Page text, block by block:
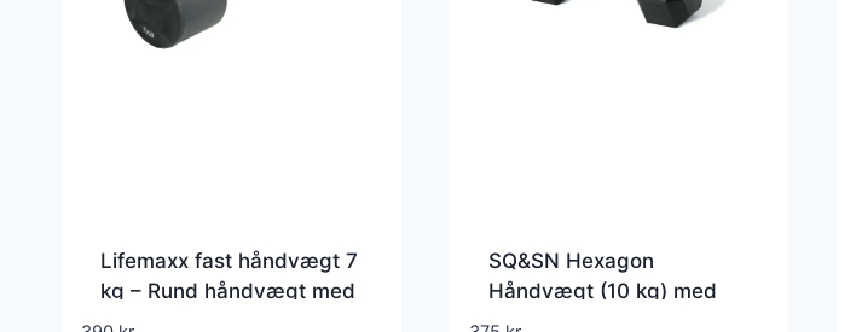
Lifemaxx fast håndvægt 7
kg – Rund håndvægt med
riflet greb – Lavet i
SQ&SN Hexagon
Håndvægt (10 kg) med
forkromet greb. Udstyr til